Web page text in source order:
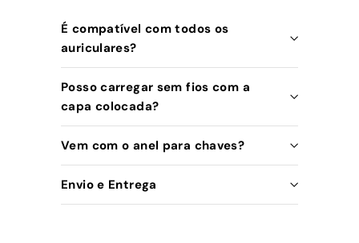
É compatível com todos os
auriculares?
Posso carregar sem fios com a
capa colocada?
Vem com o anel para chaves?
Envio e Entrega